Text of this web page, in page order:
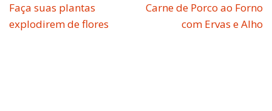
Faça suas plantas
explodirem de flores
Carne de Porco ao Forno
com Ervas e Alho